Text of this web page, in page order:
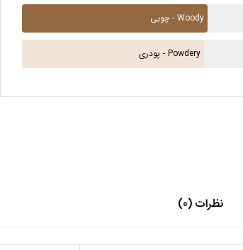
چوبی - Woody
پودری - Powdery
نظرات (0)